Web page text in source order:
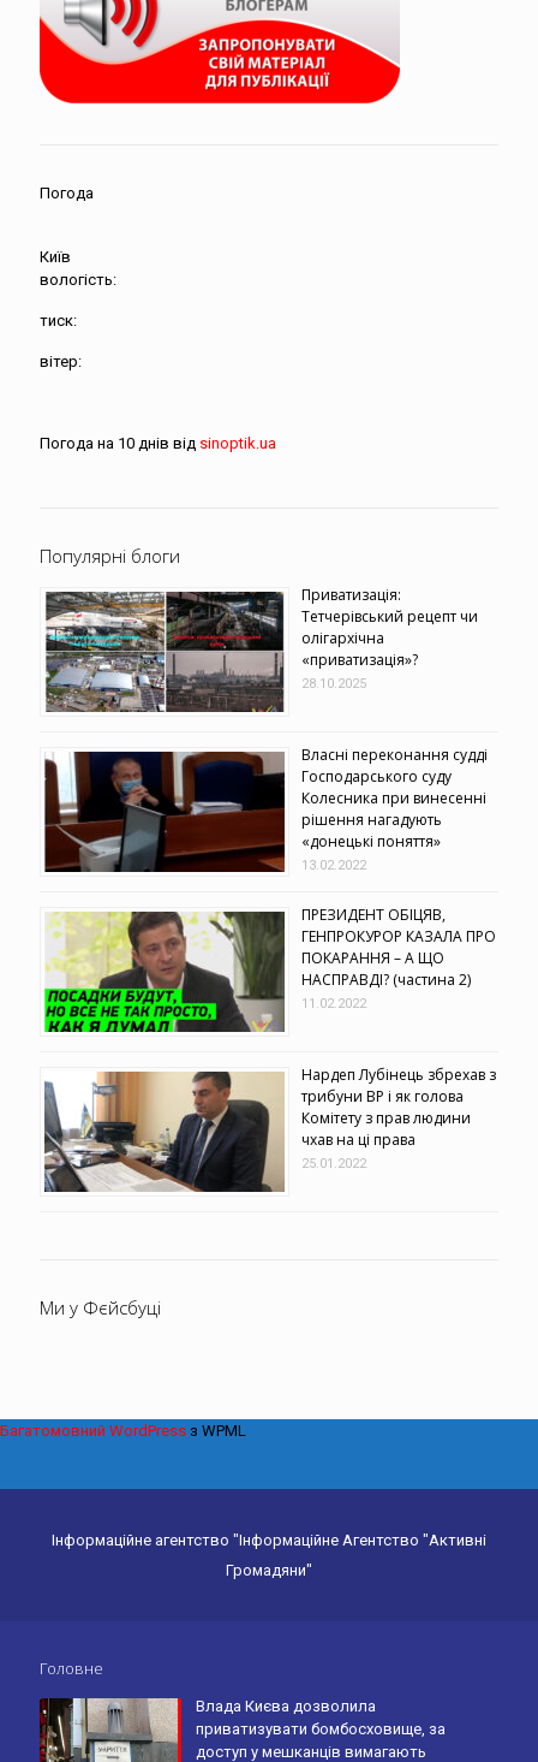
Погода
Київ
вологість:
тиск:
вітер:
Погода на 10 днів від sinoptik.ua
Популярні блоги
Приватизація:
Тетчерівський рецепт чи
олігархічна
«приватизація»?
28.10.2025
Власні переконання судді
Господарського суду
Колесника при винесенні
рішення нагадують
«донецькі поняття»
13.02.2022
ПРЕЗИДЕНТ ОБІЦЯВ,
ГЕНПРОКУРОР КАЗАЛА ПРО
ПОКАРАННЯ – А ЩО
НАСПРАВДІ? (частина 2)
11.02.2022
Нардеп Лубінець збрехав з
трибуни ВР і як голова
Комітету з прав людини
чхав на ці права
25.01.2022
Ми у Фєйсбуці
Інформаційне агентство "Інформаційне Агентство "Активні
Громадяни"
Головне
Влада Києва дозволила
приватизувати бомбосховище, за
доступ у мешканців вимагають
Багатомовний WordPress з WPML